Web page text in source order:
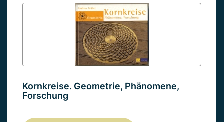
Kornkreise. Geometrie, Phänomene,
Forschung